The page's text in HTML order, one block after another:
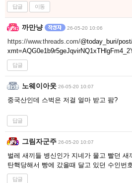
답글 이동
까만냥 26-05-20 10:06
https://www.threads.com/@today_buri/
답글
노웨이아웃 26-05-20 10:07
중국산인데 스벅은 저걸 얼마 받고 팜?
답글
그림자군주 26-05-20 10:07
벌레 새끼들 병신인가 지네가 물고 빨던 새
탄핵당해서 빵에 갔을때 달고 있던 수인번
답글